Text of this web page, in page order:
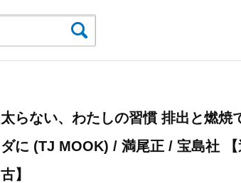
太らない、わたしの習慣 排出と燃焼
ダに (TJ MOOK) / 満尾正 / 宝島社
古】